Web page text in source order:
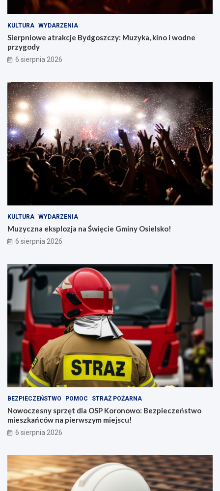
KULTURA WYDARZENIA
Sierpniowe atrakcje Bydgoszczy: Muzyka, kino i wodne
przygody
6 sierpnia 2026
KULTURA WYDARZENIA
Muzyczna eksplozja na Święcie Gminy Osielsko!
6 sierpnia 2026
BEZPIECZEŃSTWO POMOC STRAŻ POŻARNA
Nowoczesny sprzęt dla OSP Koronowo: Bezpieczeństwo
mieszkańców na pierwszym miejscu!
6 sierpnia 2026